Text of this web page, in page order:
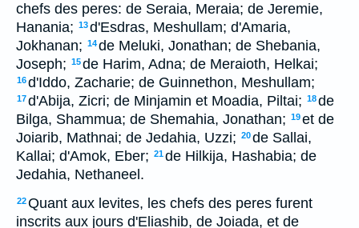
chefs des peres: de Seraia, Meraia; de Jeremie,
Hanania; 13d'Esdras, Meshullam; d'Amaria,
Jokhanan; 14de Meluki, Jonathan; de Shebania,
Joseph; 15de Harim, Adna; de Meraioth, Helkai;
16d'Iddo, Zacharie; de Guinnethon, Meshullam;
17d'Abija, Zicri; de Minjamin et Moadia, Piltai; 18de
Bilga, Shammua; de Shemahia, Jonathan; 19et de
Joiarib, Mathnai; de Jedahia, Uzzi; 20de Sallai,
Kallai; d'Amok, Eber; 21de Hilkija, Hashabia; de
Jedahia, Nethaneel.
22Quant aux levites, les chefs des peres furent
inscrits aux jours d'Eliashib, de Joiada, et de